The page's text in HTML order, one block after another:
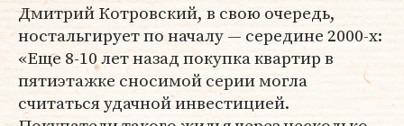
Дмитрий Котровский, в свою очередь,
ностальгирует по началу — середине 2000-х:
«Еще 8-10 лет назад покупка квартир в
пятиэтажке сносимой серии могла
считаться удачной инвестицией.